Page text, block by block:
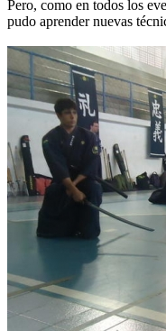
Pero, como en todos los
pudo aprender nuevas